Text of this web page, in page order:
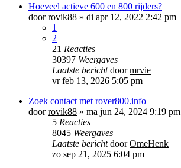
Hoeveel actieve 600 en 800 rijders?
doorrovik88 » di apr 12, 2022 2:42 pm
1
2
21 Reacties
30397 Weergaves
Laatste berichtdoormrvie
vr feb 13, 2026 5:05 pm
Zoek contact met rover800.info
doorrovik88 » ma jun 24, 2024 9:19 pm
5 Reacties
8045 Weergaves
Laatste berichtdoorOmeHenk
zo sep 21, 2025 6:04 pm